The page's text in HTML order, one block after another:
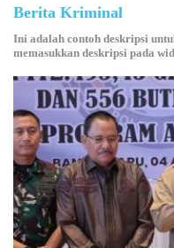
Berita Kriminal
Ini adalah contoh deskripsi
memasukkan deskripsi pada